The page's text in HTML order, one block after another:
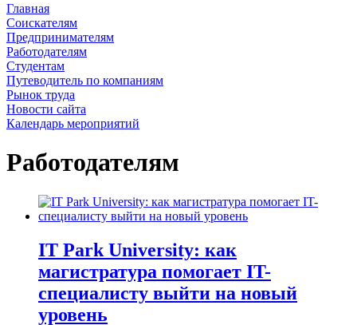
Главная
Соискателям
Предпринимателям
Работодателям
Студентам
Путеводитель по компаниям
Рынок труда
Новости сайта
Календарь мероприятий
Работодателям
IT Park University: как
магистратура помогает IT-
специалисту выйти на новый
уровень